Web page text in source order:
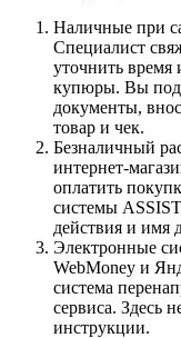
Наличные при
Специалист
уточнить время
купюры. Вы
документы,
товар и чек.
Безналичный
интернет-
оплатить
системы
действия и имя
Электронные
WebMoney и
система
сервиса. Здесь
инструкции.